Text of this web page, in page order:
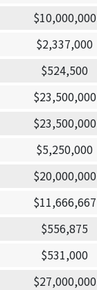
$10,000,000
$2,337,000
$524,500
$23,500,000
$23,500,000
$5,250,000
$20,000,000
$11,666,667
$556,875
$531,000
$27,000,000